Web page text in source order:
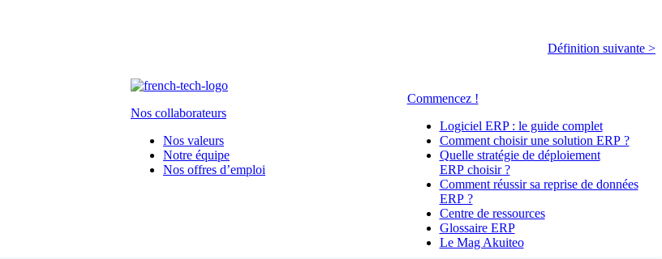
Définition suivante >
Nos collaborateurs
Nos valeurs
Notre équipe
Nos offres d’emploi
Commencez !
Logiciel ERP : le guide complet
Comment choisir une solution ERP ?
Quelle stratégie de déploiement
ERP choisir ?
Comment réussir sa reprise de données
ERP ?
Centre de ressources
Glossaire ERP
Le Mag Akuiteo